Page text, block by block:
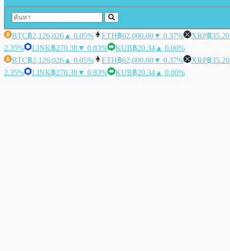
BTC฿2,126,026 ▲ 0.05% ETH฿62,000.00▼ 0.37% XRP฿35.20
2.35%
LINK฿270.38▼ 0.83% KUB฿20.34 ▲ 0.00%
BTC฿2,126,026 ▲ 0.05% ETH฿62,000.00▼ 0.37% XRP฿35.20
2.35%
LINK฿270.38▼ 0.83% KUB฿20.34 ▲ 0.00%